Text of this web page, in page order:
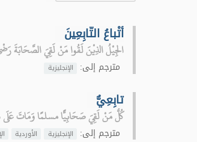
أتْباعُ التّابِعِينَ
الجِيْلُ الذِيْنَ لَقُوا مَنْ لَقِيَ الصَّحَابَةَ
مترجم إلى: الإنجليزية
تابِعِيٌّ
كُلُّ مَنْ لَقِيَ صَحَابِيًّا مسلمًا وَمَاتَ
مترجم إلى: الإنجليزية الأوردية